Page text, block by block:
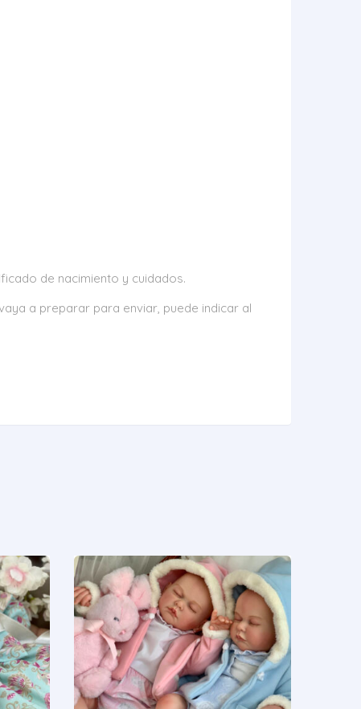
de nacimiento y cuidados.
a preparar para enviar, puede indicar al